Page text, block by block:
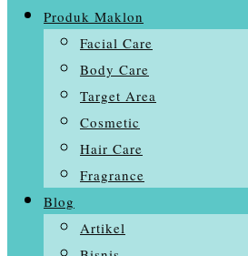
Produk Maklon
Facial Care
Body Care
Target Area
Cosmetic
Hair Care
Fragrance
Blog
Artikel